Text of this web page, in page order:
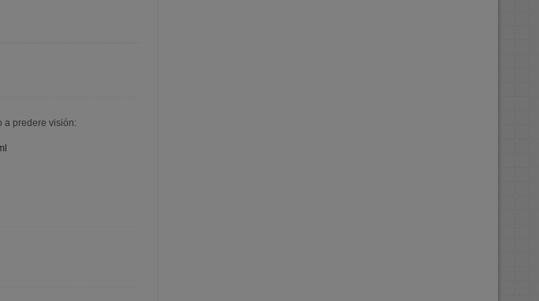
a predere visión: